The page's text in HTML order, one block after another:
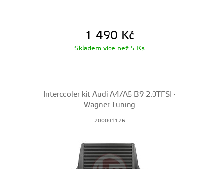
1 490 Kč
Skladem více než 5 Ks
Intercooler kit Audi A4/A5 B9 2.0TFSI -
Wagner Tuning
200001126